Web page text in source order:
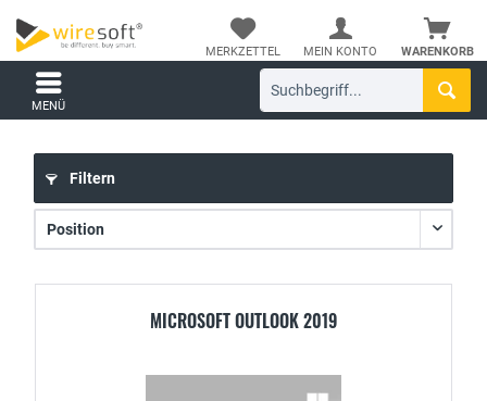
WARENKORB
MERKZETTEL MEIN KONTO
MENÜ
Filtern
MICROSOFT OUTLOOK 2019